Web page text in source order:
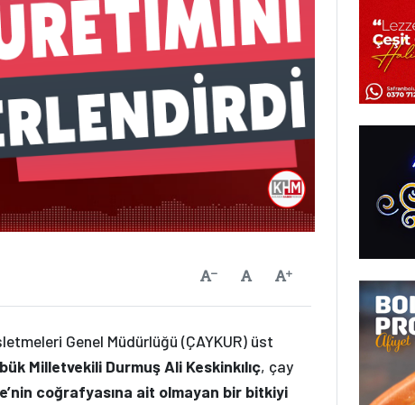
Yazıyı KüçültVarsayılanYazıyı Büyüt
Genel Müdürlüğü (ÇAYKUR) üst
Milletvekili Durmuş Ali Keskinkılıç, çay
coğrafyasına ait olmayan bir bitkiyi